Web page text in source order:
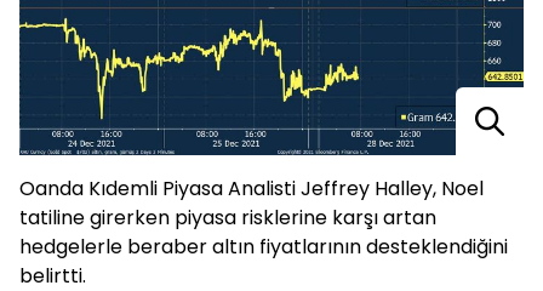
Oanda Kıdemli Piyasa Analisti Jeffrey Halley, Noel
tatiline girerken piyasa risklerine karşı artan
hedgelerle beraber altın fiyatlarının desteklendiğini
belirtti.